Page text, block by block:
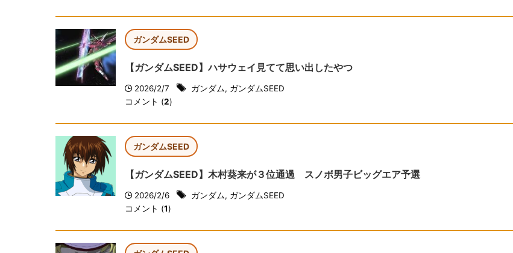
ガンダムSEED
【ガンダムSEED】ハサウェイ見てて思い出したやつ
2026/2/7 ガンダム, ガンダムSEED
コメント (2)
ガンダムSEED
【ガンダムSEED】木村葵来が３位通過 スノボ男子ビッグエア予選
2026/2/6 ガンダム, ガンダムSEED
コメント (1)